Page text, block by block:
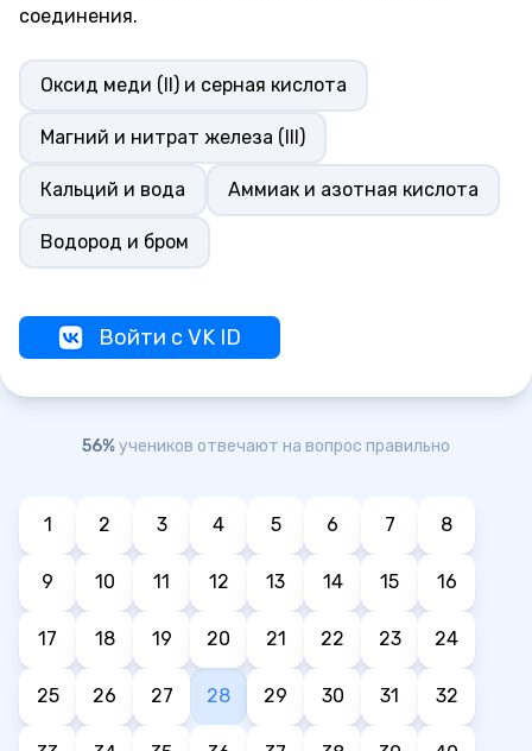
соединения.
Оксид меди (II) и серная кислота
Магний и нитрат железа (III)
Кальций и вода Аммиак и азотная кислота
Водород и бром
Войти с VK ID
56%учеников отвечают на вопрос правильно
1 2 3 4 5 6 7 8
9 10 11 12 13 14 15 16
17 18 19 20 21 22 23 24
25 26 27 28 29 30 31 32